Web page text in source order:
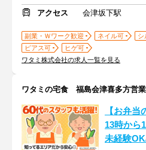
アクセス
会津坂下駅
副業・Ｗワーク歓迎 ネイル可
シ
ピアス可
ヒゲ可
ワタミ株式会社の求人一覧を見る
ワタミの宅食 福島会津喜多方営業
【お弁当
13時から
未経験